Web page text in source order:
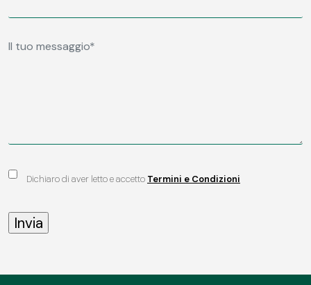
Dichiaro di aver letto e accetto Termini e Condizioni